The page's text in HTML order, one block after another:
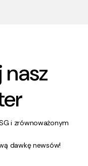
i zrównoważonym
dawkę newsów!